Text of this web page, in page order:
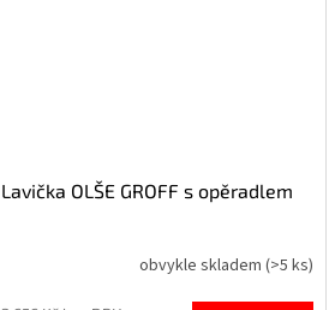
Lavička OLŠE GROFF s opěradlem
obvykle skladem (>5 ks)